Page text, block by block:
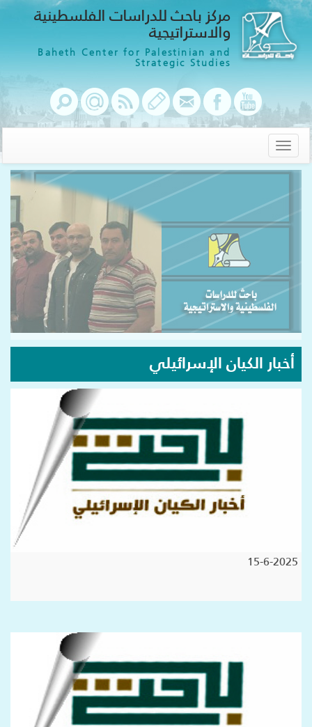
مركز باحث للدراسات الفلسطينية
والاستراتيجية
Baheth Center for Palestinian and
Strategic Studies
Toggle
navigation
أخبار الكيان الإسرائيلي
15-6-2025